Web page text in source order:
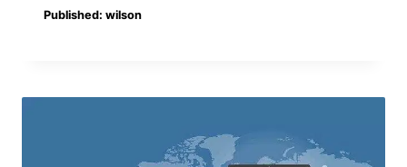
Published: wilson